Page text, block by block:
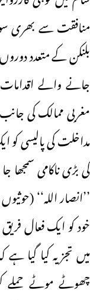
منافقت سے بھری
بلنکن کے متعدد
جانے والے
مغربی ممالک کی
مداخلت کی پالیسی
کی بڑی ناکامی
’’انصار اللہ‘‘
خود کو ایک فعال
میں تجزیہ کیا گیا
چھوٹے موٹے حملے